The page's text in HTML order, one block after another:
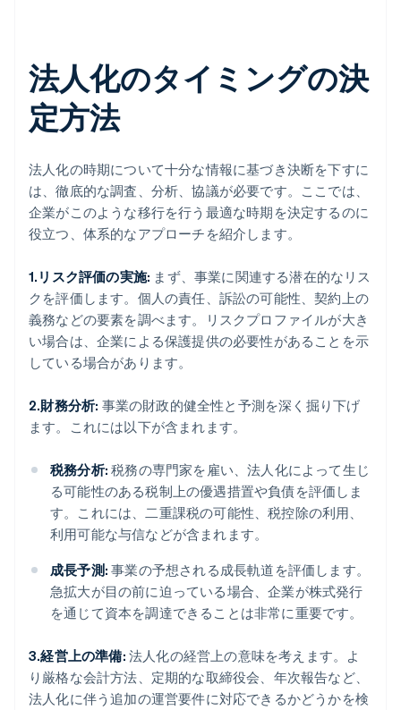
法人化のタイミングの決
定方法
法人化の時期について十分な情報に基づき決断を下すに
は、徹底的な調査、分析、協議が必要です。ここでは、
企業がこのような移行を行う最適な時期を決定するのに
役立つ、体系的なアプローチを紹介します。
1.リスク評価の実施: まず、事業に関連する潜在的なリス
クを評価します。個人の責任、訴訟の可能性、契約上の
義務などの要素を調べます。リスクプロファイルが大き
い場合は、企業による保護提供の必要性があることを示
している場合があります。
2.財務分析: 事業の財政的健全性と予測を深く掘り下げ
ます。これには以下が含まれます。
税務分析: 税務の専門家を雇い、法人化によって生じ
る可能性のある税制上の優遇措置や負債を評価しま
す。これには、二重課税の可能性、税控除の利用、
利用可能な与信などが含まれます。
成長予測: 事業の予想される成長軌道を評価します。
急拡大が目の前に迫っている場合、企業が株式発行
を通じて資本を調達できることは非常に重要です。
3.経営上の準備: 法人化の経営上の意味を考えます。よ
り厳格な会計方法、定期的な取締役会、年次報告など、
法人化に伴う追加の運営要件に対応できるかどうかを検